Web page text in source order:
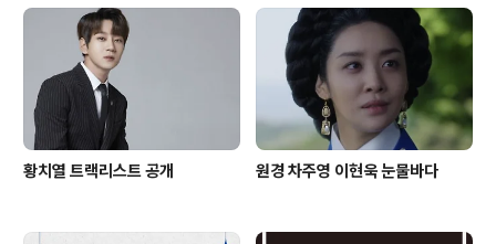
황치열 트랙리스트 공개 원경 차주영 이현욱 눈물바다